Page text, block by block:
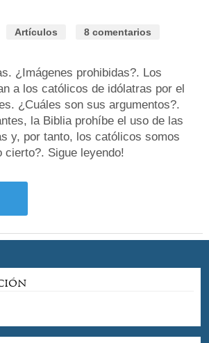
Artículos 8 comentarios
¿Imágenes prohibidas?. Los
a los católicos de idólatras por el
¿Cuáles son sus argumentos?.
la Biblia prohíbe el uso de las
y, por tanto, los católicos somos
cierto?. Sigue leyendo!